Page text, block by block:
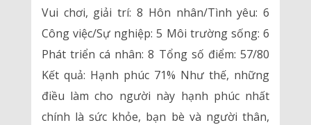
Vui chơi, giải trí: 8 Hôn nhân/Tình yêu: 6
Công việc/Sự nghiệp: 5 Môi trường sống: 6
Phát triển cá nhân: 8 Tổng số điểm: 57/80
Kết quả: Hạnh phúc 71% Như thế, những
điều làm cho người này hạnh phúc nhất
chính là sức khỏe, bạn bè và người thân,